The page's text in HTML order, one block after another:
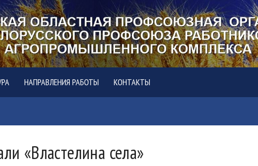
НАПРАВЛЕНИЯ РАБОТЫ КОНТАКТЫ
«Властелина села»